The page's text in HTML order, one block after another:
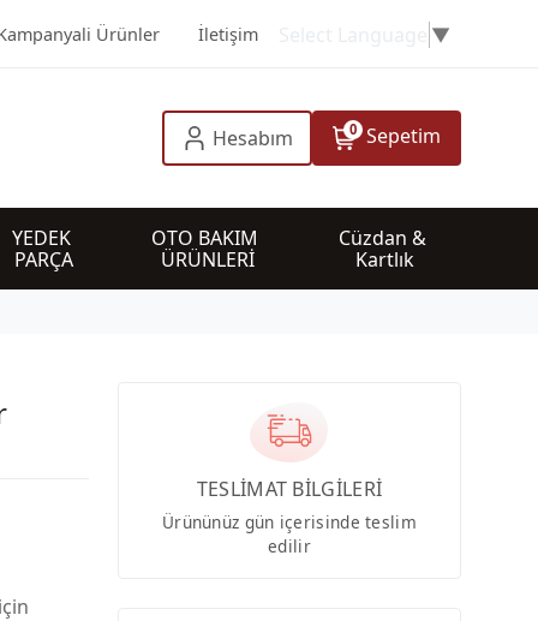
Ürünler İletişim ▼
Hesabım 0 Sepetim
YEDEK
PARÇA
OTO BAKIM
ÜRÜNLERİ
Cüzdan &
Kartlık
TESLİMAT BİLGİLERİ
Ürününüz gün içerisinde teslim
edilir